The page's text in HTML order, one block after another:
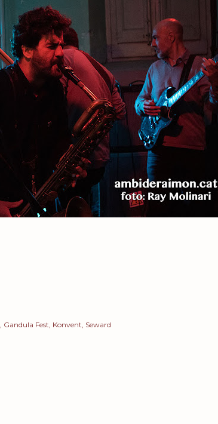
Gandula Fest Konvent Seward